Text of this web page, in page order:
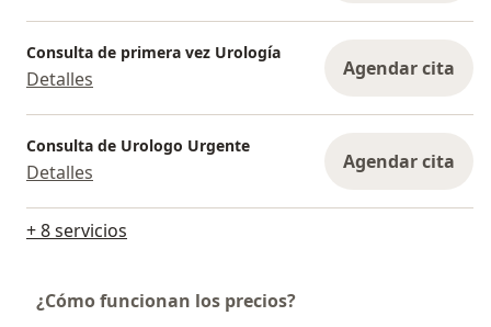
Consulta de primera vez Urología
Detalles Agendar cita
Consulta de Urologo Urgente
Detalles Agendar cita
+ 8 servicios
¿Cómo funcionan los precios?